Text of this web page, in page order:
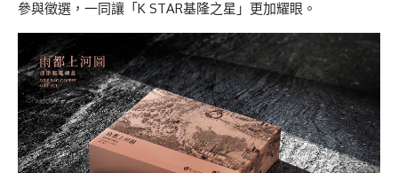
參與徵選，一同讓「K STAR基隆之星」更加耀眼。